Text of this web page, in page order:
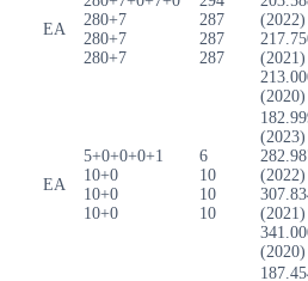
EA
280+7
280+7
280+7
287
287
287
(2022)
(2021)
(2020)
EA
5+0+0+0+1
10+0
10+0
10+0
6
10
10
10
(2023)
(2022)
(2021)
(2020)